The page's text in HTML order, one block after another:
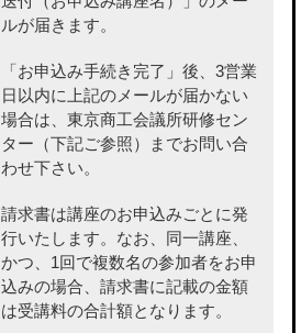
ルが届きます。
「お申込み手続き完了」後、3営業
日以内に上記のメールが届かない
場合は、東京商工会議所研修セン
ター（下記ご参照）までお問い合
わせ下さい。
請求書は講座のお申込みごとに発
行いたします。なお、同一講座、
かつ、1回で複数名の参加者をお申
込みの場合、請求書に記載の金額
は受講料の合計額となります。